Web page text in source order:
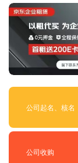
公司起名、核名
公司收购